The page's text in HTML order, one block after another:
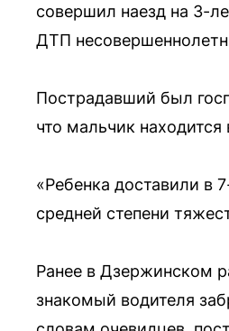
совершил наезд на 3-
ДТП
Пострадавший был
что мальчик
«Ребенка доставили в
средней степени
Ранее в Дзержинском
знакомый водителя